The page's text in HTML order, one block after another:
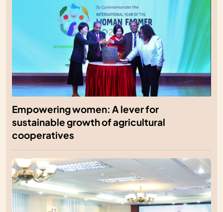
Empowering women: A lever for
sustainable growth of agricultural
cooperatives